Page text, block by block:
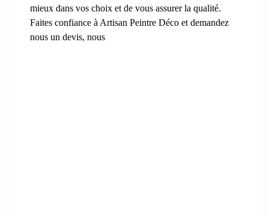
mieux dans vos choix et de vous assurer la qualité.
Faites confiance à Artisan Peintre Déco et demandez
nous un devis, nous